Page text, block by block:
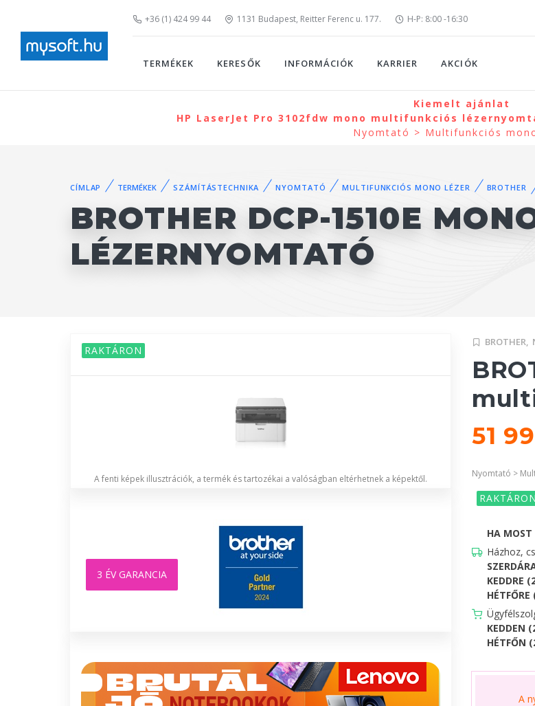
+36 (1) 424 99 44 1131 Budapest, Reitter Ferenc u. 177. H-P: 8:00 -16:30
TERMÉKEK KERESŐK INFORMÁCIÓK KARRIER AKCIÓK
Kiemelt ajánlat
HP LaserJet Pro 3102fdw mono multifunkciós
Nyomtató > Multifunkciós
CÍMLAP TERMÉKEK SZÁMÍTÁSTECHNIKA NYOMTATÓ MULTIFUNKCIÓS MONO LÉZER BROTHER
BROTHER DCP-1510E
LÉZERNYOMTATÓ
RAKTÁRON
3 ÉV GARANCIA
A fenti képek illusztrációk, a termék és tartozékai a valóságban eltérhetnek a képektől.
BROTHER,
51
Nyomtató >
RAKTÁRON
HA MOST
Házhoz,
KEDDRE
KEDDEN
HÉTFŐN
A